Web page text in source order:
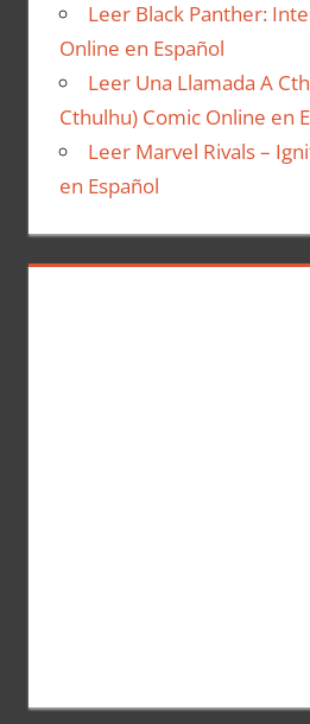
Leer Black Panther:
Online en Español
Leer Una Llamada A
Cthulhu) Comic Online en
Leer Marvel Rivals –
en Español